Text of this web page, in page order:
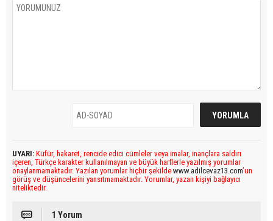
UYARI: Küfür, hakaret, rencide edici cümleler veya imalar, inançlara saldırı
içeren, Türkçe karakter kullanılmayan ve büyük harflerle yazılmış yorumlar
onaylanmamaktadır. Yazılan yorumlar hiçbir şekilde www.adilcevaz13.com’un
görüş ve düşüncelerini yansıtmamaktadır. Yorumlar, yazan kişiyi bağlayıcı
niteliktedir.
1 Yorum